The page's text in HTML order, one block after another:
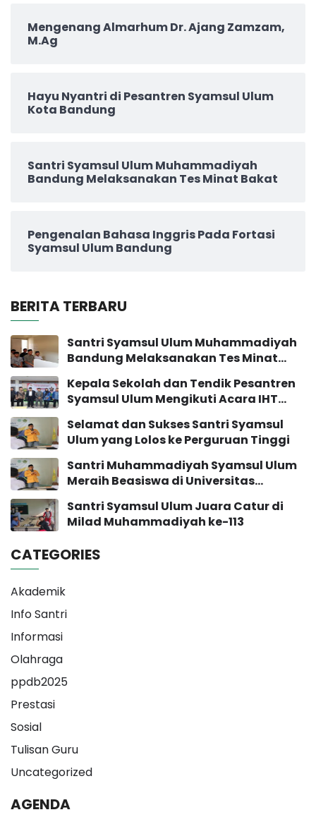
Mengenang Almarhum Dr. Ajang Zamzam,
M.Ag
Hayu Nyantri di Pesantren Syamsul Ulum
Kota Bandung
Santri Syamsul Ulum Muhammadiyah
Bandung Melaksanakan Tes Minat Bakat
Pengenalan Bahasa Inggris Pada Fortasi
Syamsul Ulum Bandung
BERITA TERBARU
Santri Syamsul Ulum Muhammadiyah
Bandung Melaksanakan Tes Minat
Kepala Sekolah dan Tendik Pesantren
Syamsul Ulum Mengikuti Acara IHT
Selamat dan Sukses Santri Syamsul
Ulum yang Lolos ke Perguruan Tinggi
Santri Muhammadiyah Syamsul Ulum
Meraih Beasiswa di Universitas
Santri Syamsul Ulum Juara Catur di
Milad Muhammadiyah ke-113
CATEGORIES
Akademik
Info Santri
Informasi
Olahraga
ppdb2025
Prestasi
Sosial
Tulisan Guru
Uncategorized
AGENDA